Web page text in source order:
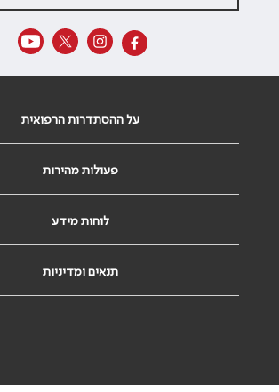
על ההסתדרות הרפואית
פעולות מהירות
לוחות מידע
תנאים ומדיניות